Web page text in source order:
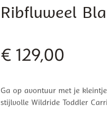
Ribfluweel
€ 129,00
Ga op avontuur met je
stijlvolle Wildride Toddler